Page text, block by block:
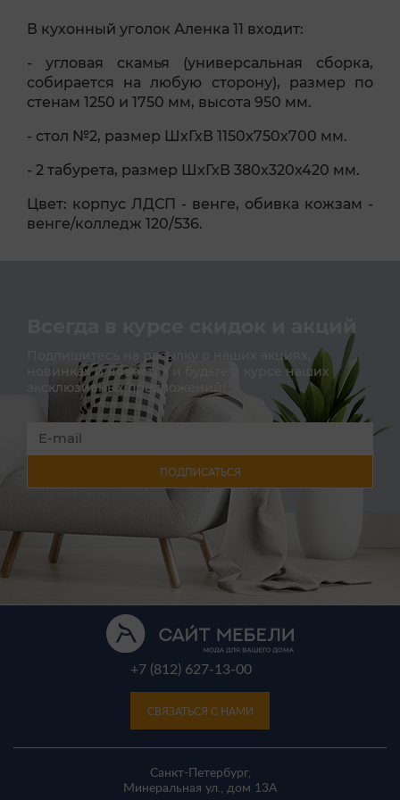
В кухонный уголок Аленка 11 входит:
- угловая скамья (универсальная сборка,
собирается на любую сторону), размер по
стенам 1250 и 1750 мм, высота 950 мм.
- стол №2, размер ШхГхВ 1150х750х700 мм.
- 2 табурета, размер ШхГхВ 380х320х420 мм.
Цвет: корпус ЛДСП - венге, обивка кожзам -
венге/колледж 120/536.
Всегда в курсе скидок и акций
Подпишитесь на расылку о наших акциях,
новинках и новостях и будьте в курсе наших
эксклюзивных предложений!
ПОДПИСАТЬСЯ
+7 (812) 627-13-00
СВЯЗАТЬСЯ С НАМИ
Санкт-Петербург,
Минеральная ул., дом 13A